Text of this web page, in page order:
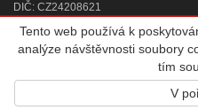
DIČ: CZ24208621
Úplný kontakt »
Atlas Česka, s.r.o.
Bělehradská 858/23, PSČ 120 00,
soudu v Praze. Všechna práva
Tento web používá k
analýze návštěvnosti soubory
tím
V